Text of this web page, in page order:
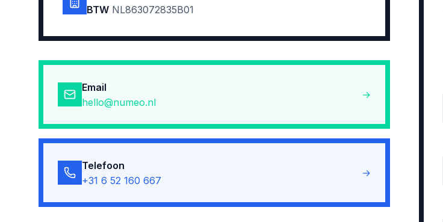
BTW NL863072835B01
Email
hello@numeo.nl
→
Telefoon
+31 6 52 160 667
→